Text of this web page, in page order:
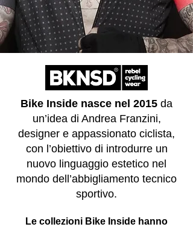
Bike Inside nasce nel 2015 da
un’idea di Andrea Franzini,
designer e appassionato ciclista,
con l’obiettivo di introdurre un
nuovo linguaggio estetico nel
mondo dell’abbigliamento tecnico
sportivo.
Le collezioni Bike Inside hanno